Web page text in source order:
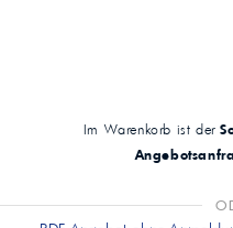
Im Warenkorb ist der